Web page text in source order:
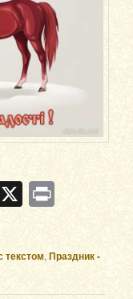
X
текстом,Праздник -